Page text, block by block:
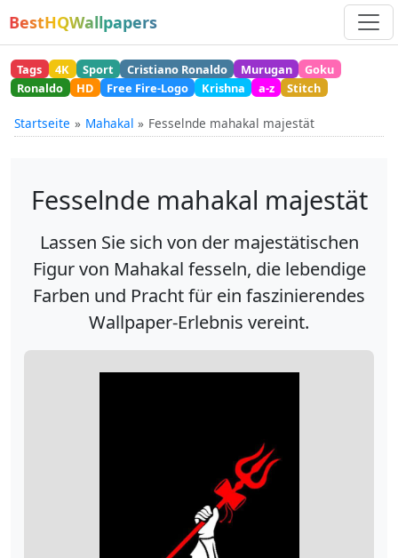
BestHQWallpapers
Tags 4K Sport Cristiano Ronaldo Murugan
Goku
Ronaldo
HD Free Fire-Logo Krishna a-z Stitch
Startseite Mahakal Fesselnde mahakal majestät
Fesselnde mahakal majestät
Lassen Sie sich von der majestätischen
Figur von Mahakal fesseln, die lebendige
Farben und Pracht für ein faszinierendes
Wallpaper-Erlebnis vereint.